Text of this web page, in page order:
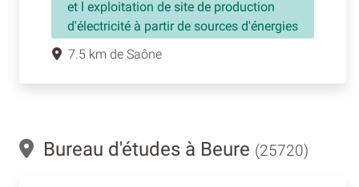
et l exploitation de site de production
d'électricité à partir de sources d'énergies
7.5 km de Saône
Bureau d'études à Beure (25720)